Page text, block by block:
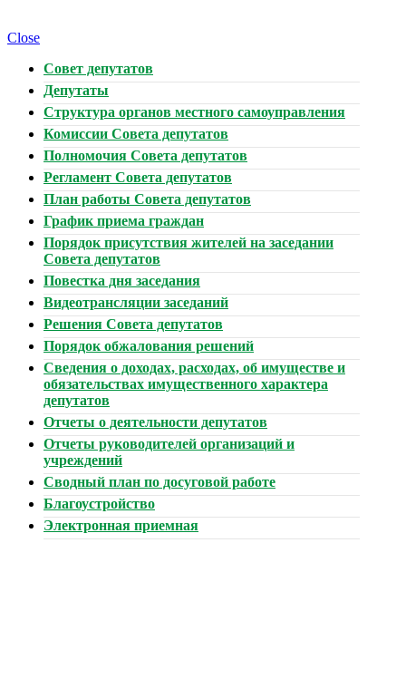
Close
Совет депутатов
Депутаты
Структура органов местного самоуправления
Комиссии Совета депутатов
Полномочия Совета депутатов
Регламент Совета депутатов
План работы Совета депутатов
График приема граждан
Порядок присутствия жителей на заседании
Совета депутатов
Повестка дня заседания
Видеотрансляции заседаний
Решения Совета депутатов
Порядок обжалования решений
Сведения о доходах, расходах, об имуществе и
обязательствах имущественного характера
депутатов
Отчеты о деятельности депутатов
Отчеты руководителей организаций и
учреждений
Сводный план по досуговой работе
Благоустройство
Электронная приемная